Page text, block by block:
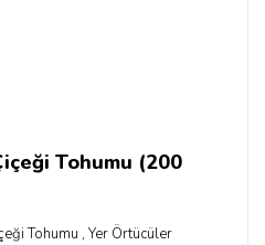
Tohumu (200
Tohumu , Yer Örtücüler